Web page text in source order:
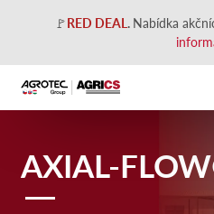
🚩RED DEAL. Nabídka
AXIAL-